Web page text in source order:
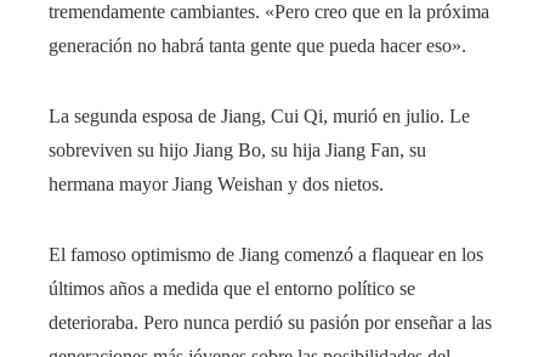
tremendamente cambiantes. «Pero creo que en la próxima
generación no habrá tanta gente que pueda hacer eso».
La segunda esposa de Jiang, Cui Qi, murió en julio. Le
sobreviven su hijo Jiang Bo, su hija Jiang Fan, su
hermana mayor Jiang Weishan y dos nietos.
El famoso optimismo de Jiang comenzó a flaquear en los
últimos años a medida que el entorno político se
deterioraba. Pero nunca perdió su pasión por enseñar a las